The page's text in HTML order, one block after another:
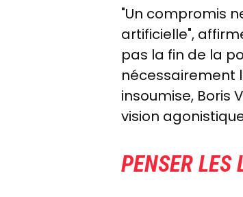
"Un compromis
artificielle",
pas la fin de la
nécessairement
insoumise, Boris
vision
PENSER LES